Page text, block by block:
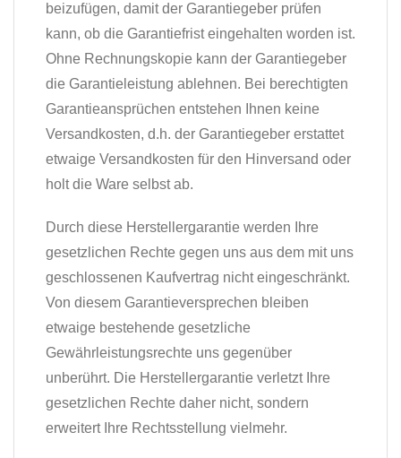
beizufügen, damit der Garantiegeber prüfen
kann, ob die Garantiefrist eingehalten worden ist.
Ohne Rechnungskopie kann der Garantiegeber
die Garantieleistung ablehnen. Bei berechtigten
Garantieansprüchen entstehen Ihnen keine
Versandkosten, d.h. der Garantiegeber erstattet
etwaige Versandkosten für den Hinversand oder
holt die Ware selbst ab.
Durch diese Herstellergarantie werden Ihre
gesetzlichen Rechte gegen uns aus dem mit uns
geschlossenen Kaufvertrag nicht eingeschränkt.
Von diesem Garantieversprechen bleiben
etwaige bestehende gesetzliche
Gewährleistungsrechte uns gegenüber
unberührt. Die Herstellergarantie verletzt Ihre
gesetzlichen Rechte daher nicht, sondern
erweitert Ihre Rechtsstellung vielmehr.